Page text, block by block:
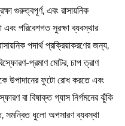
গুরুত্বপূর্ণ, এবং রাসায়নিক
এবং পরিবেশগত সুরক্ষা ব্যবস্থার
পদার্থ প্রক্রিয়াকরণের জন্য,
প্রমাণ মোটর, চাপ ত্রাণ
উপাদানের ফুটো রোধ করতে এবং
বা বিষাক্ত গ্যাস নির্গমনের ঝুঁকি
সমন্বিত ধুলো অপসারণ ব্যবস্থা